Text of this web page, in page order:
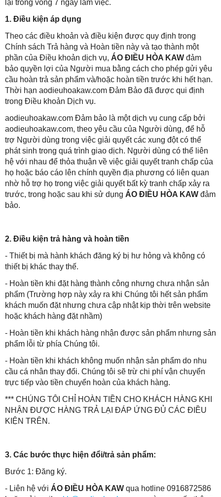
lại trong vòng 7 ngày làm việc.
1. Điều kiện áp dụng
Theo các điều khoản và điều kiện được quy định trong
Chính sách Trả hàng và Hoàn tiền này và tạo thành một
phần của Điều khoản dịch vụ, ÁO ĐIỀU HÒA KAW đảm
bảo quyền lợi của Người mua bằng cách cho phép gửi yêu
cầu hoàn trả sản phẩm và/hoặc hoàn tiền trước khi hết hạn.
Thời hạn aodieuhoakaw.com Đảm Bảo đã được qui định
trong Điều khoản Dịch vụ.
aodieuhoakaw.com Đảm bảo là một dịch vụ cung cấp bởi
aodieuhoakaw.com, theo yêu cầu của Người dùng, để hỗ
trợ Người dùng trong việc giải quyết các xung đột có thể
phát sinh trong quá trình giao dịch. Người dùng có thể liên
hệ với nhau để thỏa thuận về việc giải quyết tranh chấp của
họ hoặc báo cáo lên chính quyền địa phương có liên quan
nhờ hỗ trợ họ trong việc giải quyết bất kỳ tranh chấp xảy ra
trước, trong hoặc sau khi sử dụng ÁO ĐIỀU HÒA KAW đảm
bảo.
2. Điều kiện trả hàng và hoàn tiền
- Thiết bị mà hành khách đăng ký bị hư hỏng và không có
thiết bị khác thay thế.
- Hoàn tiền khi đặt hàng thành công nhưng chưa nhận sản
phẩm (Trường hợp này xảy ra khi Chúng tôi hết sản phẩm
khách muốn đặt nhưng chưa cập nhật kịp thời trên website
hoặc khách hàng đặt nhầm)
- Hoàn tiền khi khách hàng nhận được sản phẩm nhưng sản
phẩm lỗi từ phía Chúng tôi.
- Hoàn tiền khi khách không muốn nhận sản phẩm do nhu
cầu cá nhân thay đổi. Chúng tôi sẽ trừ chi phí vận chuyển
trực tiếp vào tiền chuyển hoàn của khách hàng.
*** CHÚNG TÔI CHỈ HOÀN TIỀN CHO KHÁCH HÀNG KHI
NHẬN ĐƯỢC HÀNG TRẢ LẠI ĐÁP ỨNG ĐỦ CÁC ĐIỀU
KIỆN TRÊN.
3. Các bước thực hiện đổi/trả sản phẩm:
Bước 1: Đăng ký.
- Liên hệ với ÁO ĐIỀU HÒA KAW qua hotline 0916872586